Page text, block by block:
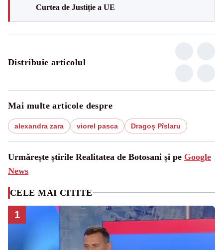
Curtea de Justiție a UE
Distribuie articolul
Mai multe articole despre
alexandra zara viorel pasca Dragoș Pîslaru
Urmărește știrile Realitatea de Botosani și pe Google
News
CELE MAI CITITE
1